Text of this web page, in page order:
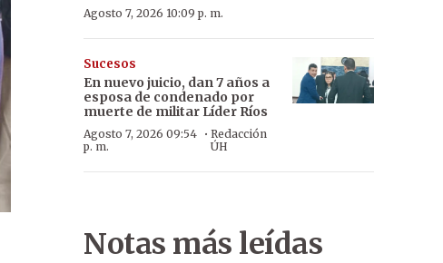
Agosto 7, 2026 10:09 p. m.
Sucesos
En nuevo juicio, dan 7 años a
esposa de condenado por
muerte de militar Líder Ríos
Agosto 7, 2026 09:54
p. m.
· Redacción
ÚH
Notas más leídas